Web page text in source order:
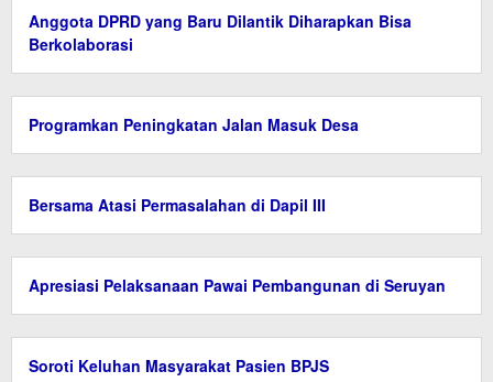
Anggota DPRD yang Baru Dilantik Diharapkan Bisa
Berkolaborasi
Programkan Peningkatan Jalan Masuk Desa
Bersama Atasi Permasalahan di Dapil III
Apresiasi Pelaksanaan Pawai Pembangunan di Seruyan
Soroti Keluhan Masyarakat Pasien BPJS